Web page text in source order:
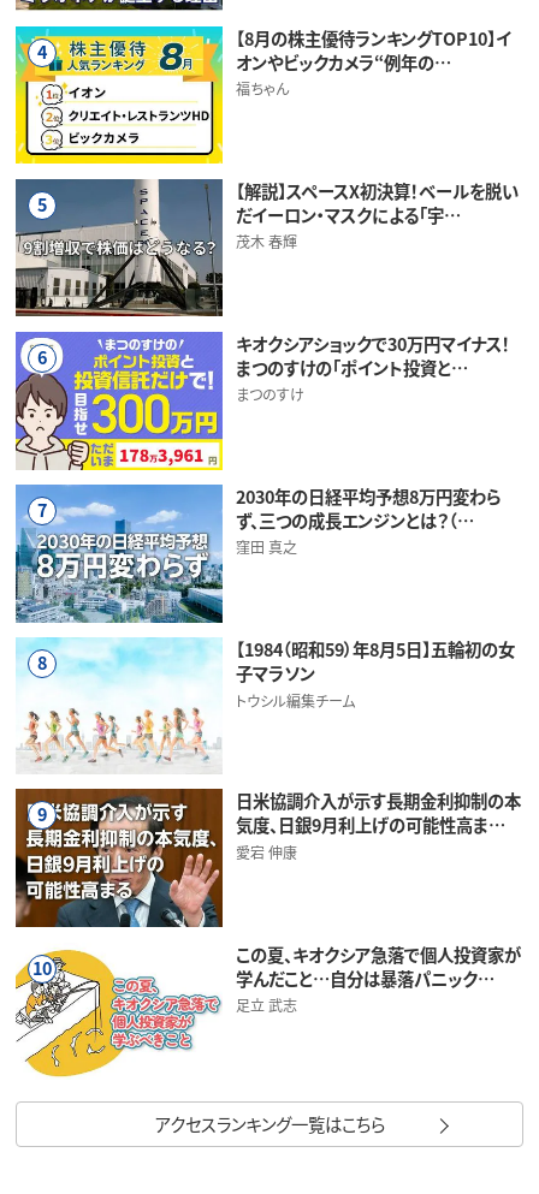
4
【8月の株主優待ランキングTOP10】イ
オンやビックカメラ“例年の…
福ちゃん
5
【解説】スペースX初決算！ベールを脱い
だイーロン・マスクによる「宇…
茂木 春輝
6
キオクシアショックで30万円マイナス！
まつのすけの「ポイント投資と…
まつのすけ
7
2030年の日経平均予想8万円変わら
ず、三つの成長エンジンとは？（…
窪田 真之
8
【1984（昭和59）年8月5日】五輪初の女
子マラソン
トウシル編集チーム
9
日米協調介入が示す長期金利抑制の本
気度、日銀9月利上げの可能性高ま…
愛宕 伸康
10
この夏、キオクシア急落で個人投資家が
学んだこと…自分は暴落パニック…
足立 武志
アクセスランキング一覧はこちら